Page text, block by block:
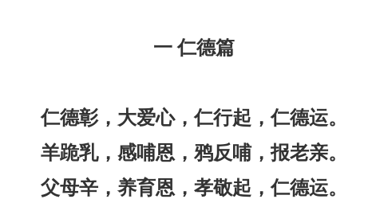
一 仁德篇
仁德彰，大爱心，仁行起，仁德运。
羊跪乳，感哺恩，鸦反哺，报老亲。
父母辛，养育恩，孝敬起，仁德运。